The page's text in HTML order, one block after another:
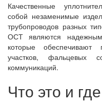
Качественные
собой незаменимые
трубопроводов разных
ОСТ являются
которые обеспечивают
участков, фальцевых
коммуникаций.
Что это и